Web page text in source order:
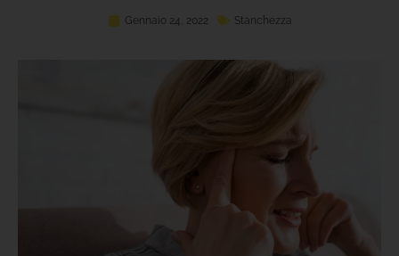
Gennaio 24, 2022 Stanchezza